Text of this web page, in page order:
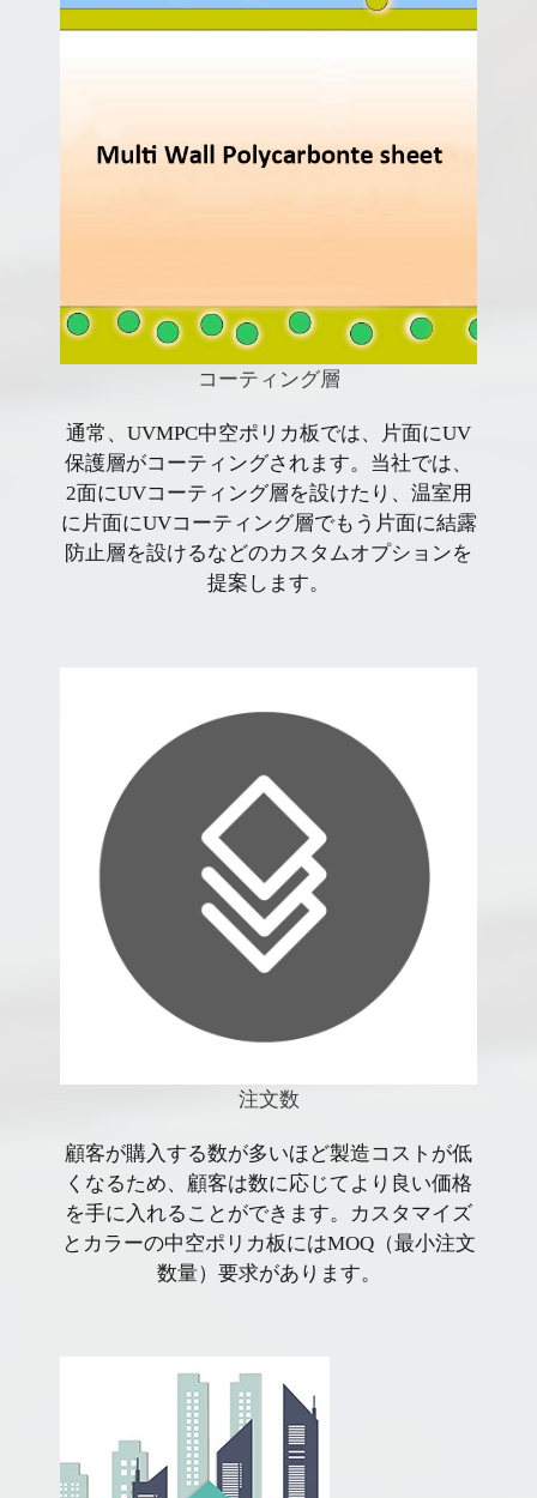
コーティング層
通常、UVMPC中空ポリカ板では、片面にUV
保護層がコーティングされます。当社では、
2面にUVコーティング層を設けたり、温室用
に片面にUVコーティング層でもう片面に結露
防止層を設けるなどのカスタムオプションを
提案します。
注文数
顧客が購入する数が多いほど製造コストが低
くなるため、顧客は数に応じてより良い価格
を手に入れることができます。カスタマイズ
とカラーの中空ポリカ板にはMOQ（最小注文
数量）要求があります。